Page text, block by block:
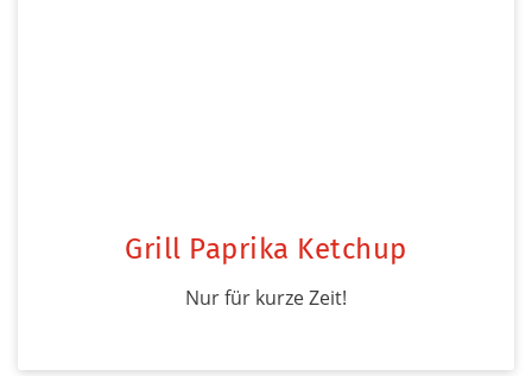
Grill Paprika Ketchup
Nur für kurze Zeit!